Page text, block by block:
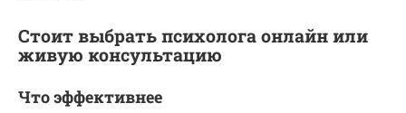
Стоит выбрать психолога онлайн или
живую консультацию
Что эффективнее